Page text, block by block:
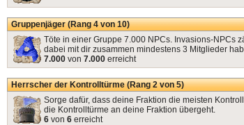
Gruppenjäger (Rang 4 von 10)
Töte in einer Gruppe 7.000 NPCs. Invasions-NPCs
dabei mit dir zusammen mindestens 3 Mitglieder
7.000 von 7.000 erreicht
Herrscher der Kontrolltürme (Rang 2 von 5)
Sorge dafür, dass deine Fraktion die meisten
die Kontrolltürme an deine Fraktion übergeht.
6 von 6 erreicht